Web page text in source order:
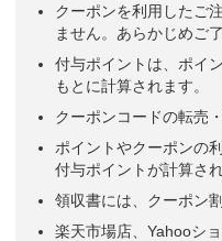
クーポンを利用したご
ません。あらかじめご
付与ポイントは、ポイ
もとに計算されます。
クーポンコードの転売
ポイントやクーポンの
付与ポイントが計算され
領収書には、クーポン
楽天市場店、Yahooシ